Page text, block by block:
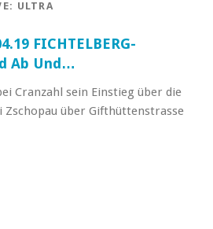
ULTRA
FICHTELBERG-
Ab Und…
Cranzahl sein Einstieg über die
Zschopau über Gifthüttenstrasse